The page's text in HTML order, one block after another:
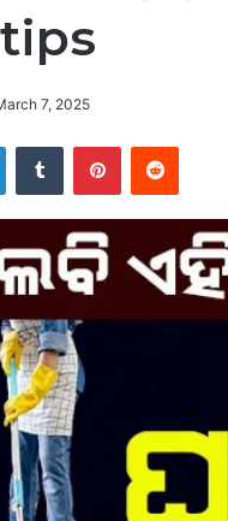
7, 2025
LinkedInTumblr PinterestReddit